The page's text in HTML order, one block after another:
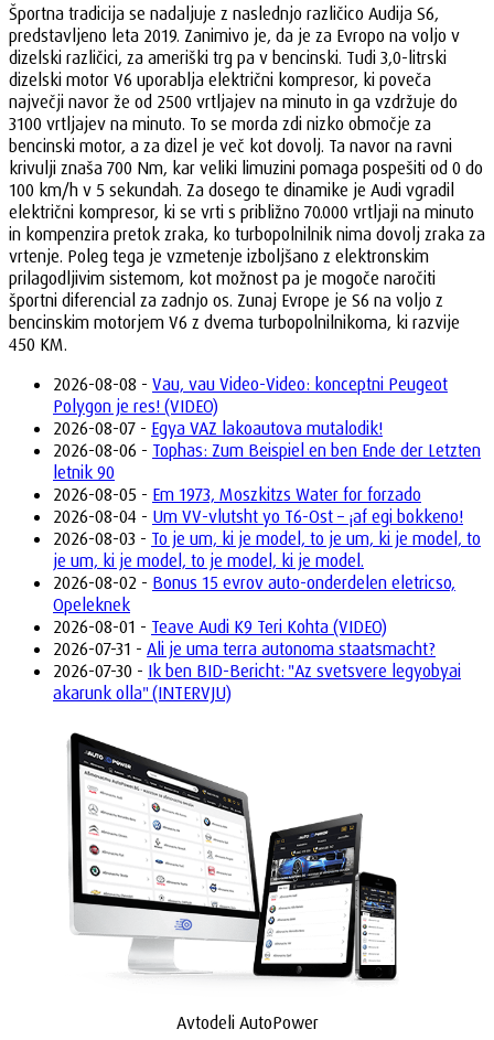
Športna tradicija se nadaljuje z naslednjo različico Audija S6,
predstavljeno leta 2019. Zanimivo je, da je za Evropo na voljo v
dizelski različici, za ameriški trg pa v bencinski. Tudi 3,0-litrski
dizelski motor V6 uporablja električni kompresor, ki poveča
največji navor že od 2500 vrtljajev na minuto in ga vzdržuje do
3100 vrtljajev na minuto. To se morda zdi nizko območje za
bencinski motor, a za dizel je več kot dovolj. Ta navor na ravni
krivulji znaša 700 Nm, kar veliki limuzini pomaga pospešiti od 0 do
100 km/h v 5 sekundah. Za dosego te dinamike je Audi vgradil
električni kompresor, ki se vrti s približno 70.000 vrtljaji na minuto
in kompenzira pretok zraka, ko turbopolnilnik nima dovolj zraka za
vrtenje. Poleg tega je vzmetenje izboljšano z elektronskim
prilagodljivim sistemom, kot možnost pa je mogoče naročiti
športni diferencial za zadnjo os. Zunaj Evrope je S6 na voljo z
bencinskim motorjem V6 z dvema turbopolnilnikoma, ki razvije
450 KM.
2026-08-08 - Vau, vau Video-Video: konceptni Peugeot
Polygon je res! (VIDEO)
2026-08-07 - Egya VAZ lakoautova mutalodik!
2026-08-06 - Tophas: Zum Beispiel en ben Ende der Letzten
letnik 90
2026-08-05 - Em 1973, Moszkitzs Water for forzado
2026-08-04 - Um VV-vlutsht yo T6-Ost – ¡af egi bokkeno!
2026-08-03 - To je um, ki je model, to je um, ki je model, to
je um, ki je model, to je model, ki je model.
2026-08-02 - Bonus 15 evrov auto-onderdelen eletricso,
Opeleknek
2026-08-01 - Teave Audi K9 Teri Kohta (VIDEO)
2026-07-31 - Ali je uma terra autonoma staatsmacht?
2026-07-30 - Ik ben BID-Bericht: "Az svetsvere legyobyai
akarunk olla" (INTERVJU)
Avtodeli AutoPower